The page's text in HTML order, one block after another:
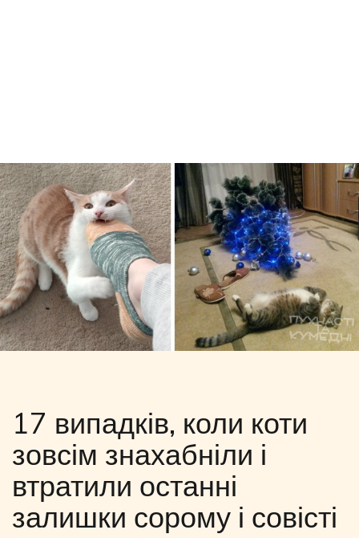
17 випадків, коли коти
зовсім знахабніли і
втратили останні
залишки сорому і совісті